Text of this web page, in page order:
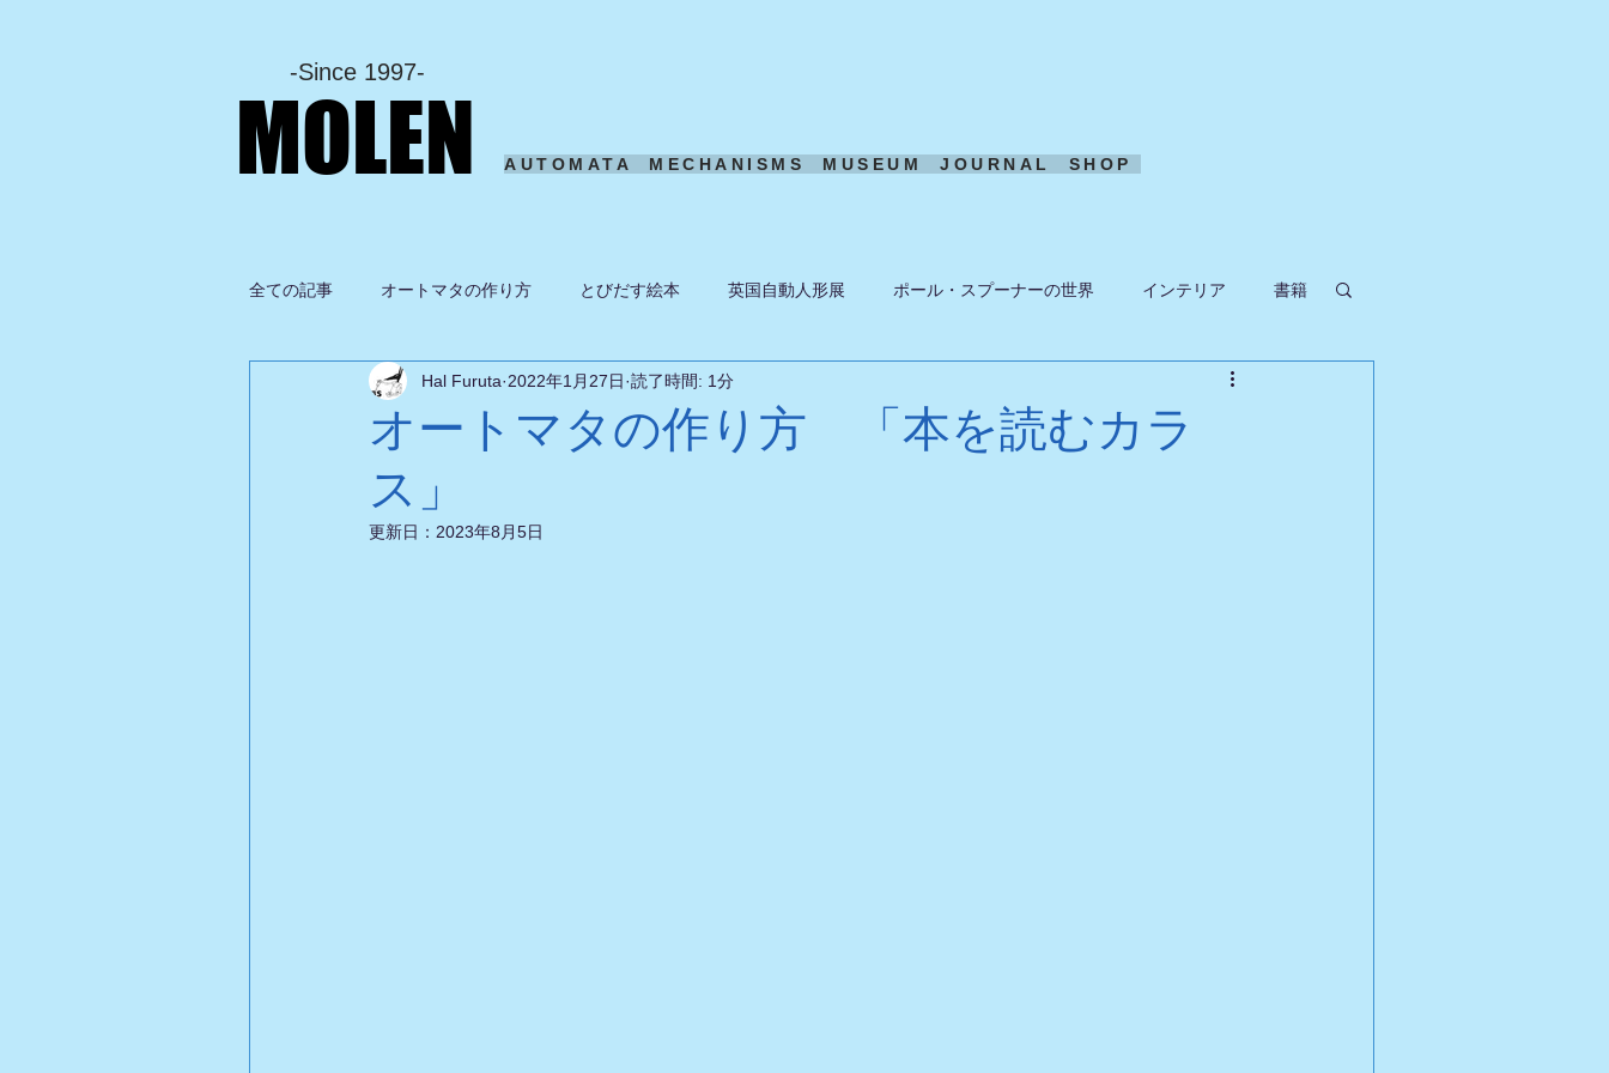
-Since 1997-
MOLEN AUTOMATA MECHANISMS MUSEUM JOURNAL SHOP
全ての記事 オートマタの作り方 とびだす絵本 英国自動人形展 ポール・スプーナーの世界 インテリア 書籍
グルメ ドローン ある日の風景
オートマタの作り方 「本を読むカラ
ス」
Hal Furuta 2022年1月27日 読了時間: 1分
更新日： 2023年8月5日